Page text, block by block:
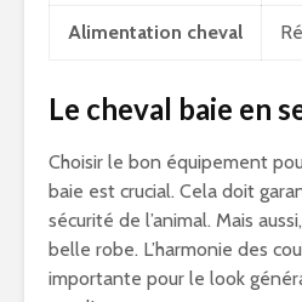
Alimentation cheval
Le cheval baie en
Choisir le bon équipement
baie est crucial. Cela doit
sécurité de l’animal. Mais
belle robe. L’harmonie des
importante pour le look